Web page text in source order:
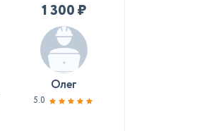
1 300 ₽
Олег
5.0